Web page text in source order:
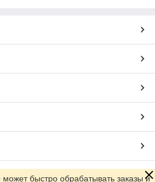
Prom.ua
быстро обрабатывать заказы и